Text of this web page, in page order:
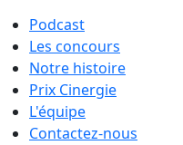
Podcast
Les concours
Notre histoire
Prix Cinergie
L'équipe
Contactez-nous